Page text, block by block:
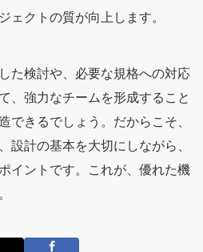
ェクトの質が向上します。
た検討や、必要な規格への対応
、強力なチームを形成すること
できるでしょう。だからこそ、
設計の基本を大切にしながら、
イントです。これが、優れた機